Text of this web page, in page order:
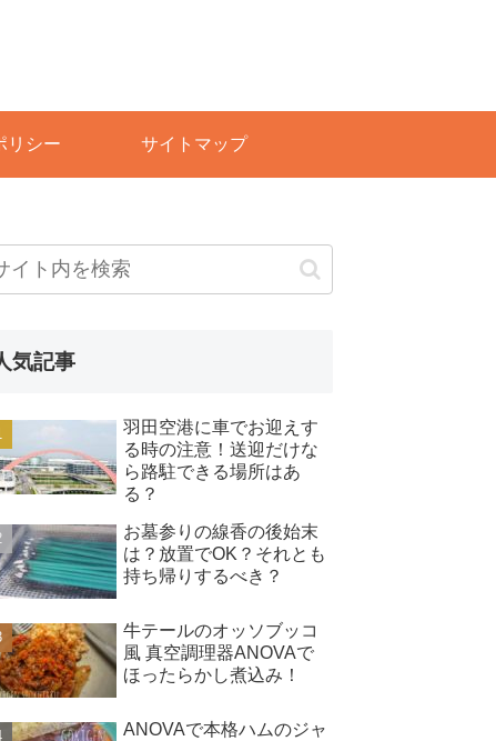
リシー サイトマップ
気記事
羽田空港に車でお迎えす
る時の注意！送迎だけな
ら路駐できる場所はあ
る？
お墓参りの線香の後始末
は？放置でOK？それとも
持ち帰りするべき？
牛テールのオッソブッコ
風 真空調理器ANOVAで
ほったらかし煮込み！
ANOVAで本格ハムのジャ